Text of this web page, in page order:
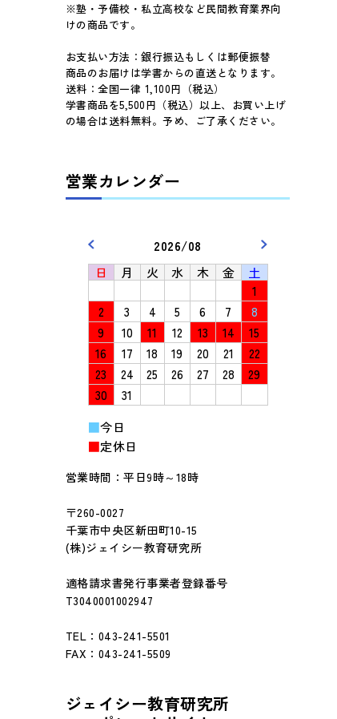
※塾・予備校・私立高校など民間教育業界向
けの商品です。
お支払い方法：銀行振込もしくは郵便振替
商品のお届けは学書からの直送となります。
送料：全国一律 1,100円（税込）
学書商品を5,500円（税込）以上、お買い上げ
の場合は送料無料。予め、ご了承ください。
営業カレンダー
2026/08
日
月 火 水 木 金
土
1
2
3 4 5 6 7
8
9
10 11 12 13 14
15
16
17 18 19 20 21
22
23
24 25 26 27 28
29
30
31
■今日
■定休日
営業時間：平日9時～18時
〒260-0027
千葉市中央区新田町10-15
(株)ジェイシー教育研究所
適格請求書発行事業者登録番号
T3040001002947
TEL：043-241-5501
FAX：043-241-5509
ジェイシー教育研究所